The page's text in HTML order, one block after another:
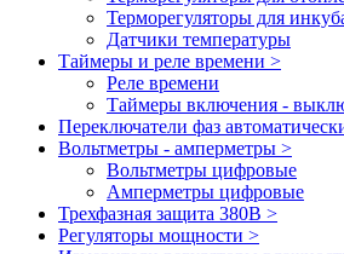
Терморегуляторы для
Датчики температуры
Таймеры и реле времени >
Реле времени
Таймеры включения -
Переключатели фаз
Вольтметры - амперметры >
Вольтметры цифровые
Амперметры цифровые
Трехфазная защита 380В >
Регуляторы мощности >